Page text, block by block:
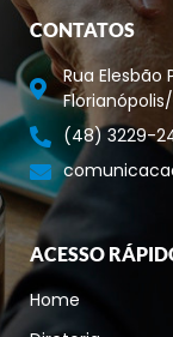
CONTATOS
Rua
(48) 3229-
ACESSO
Home